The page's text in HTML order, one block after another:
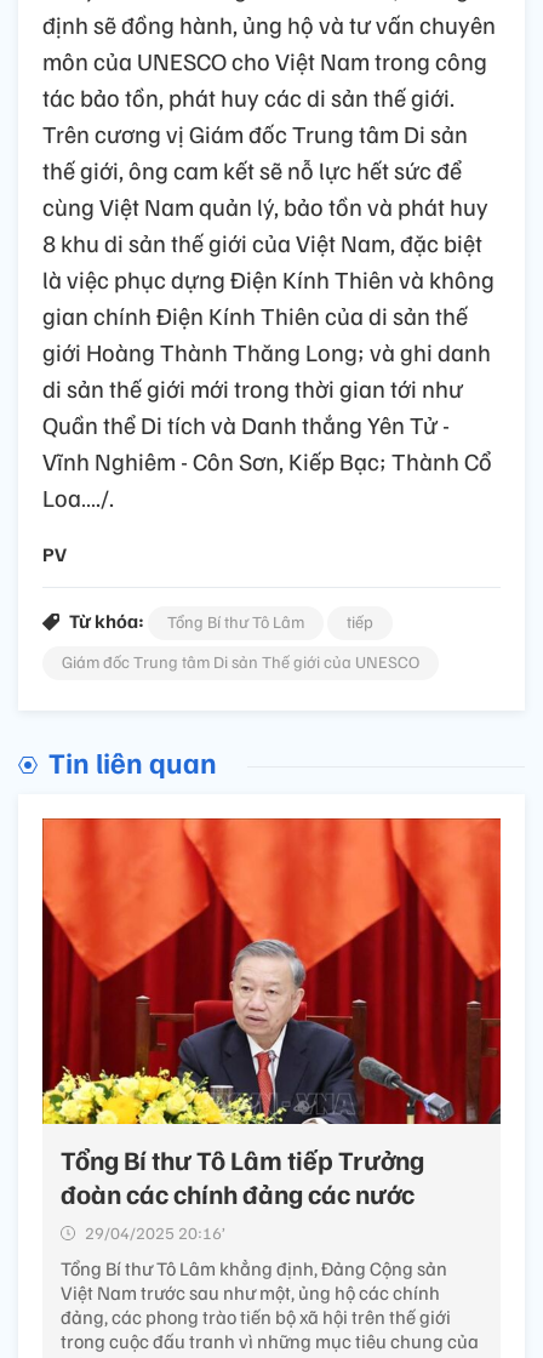
định sẽ đồng hành, ủng hộ và tư vấn chuyên
môn của UNESCO cho Việt Nam trong công
tác bảo tồn, phát huy các di sản thế giới.
Trên cương vị Giám đốc Trung tâm Di sản
thế giới, ông cam kết sẽ nỗ lực hết sức để
cùng Việt Nam quản lý, bảo tồn và phát huy
8 khu di sản thế giới của Việt Nam, đặc biệt
là việc phục dựng Điện Kính Thiên và không
gian chính Điện Kính Thiên của di sản thế
giới Hoàng Thành Thăng Long; và ghi danh
di sản thế giới mới trong thời gian tới như
Quần thể Di tích và Danh thắng Yên Tử -
Vĩnh Nghiêm - Côn Sơn, Kiếp Bạc; Thành Cổ
Loa…./.
PV
Từ khóa: Tổng Bí thư Tô Lâm
tiếp
Giám đốc Trung tâm Di sản Thế giới của UNESCO
Tin liên quan
Tổng Bí thư Tô Lâm tiếp Trưởng
đoàn các chính đảng các nước
29/04/2025 20:16’
Tổng Bí thư Tô Lâm khẳng định, Đảng Cộng sản
Việt Nam trước sau như một, ủng hộ các chính
đảng, các phong trào tiến bộ xã hội trên thế giới
trong cuộc đấu tranh vì những mục tiêu chung của